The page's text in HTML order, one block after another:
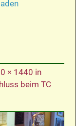
× 1440 in
beim TC